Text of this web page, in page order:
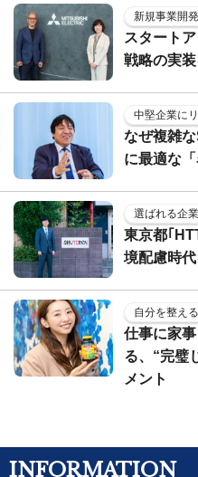
新規事業開
スタート
戦略の実
中堅企業に
なぜ複雑
に最適な
選ばれる企
東京都｢
境配慮時
自分を整え
仕事に家
る、“完璧
メント
INFORMATION